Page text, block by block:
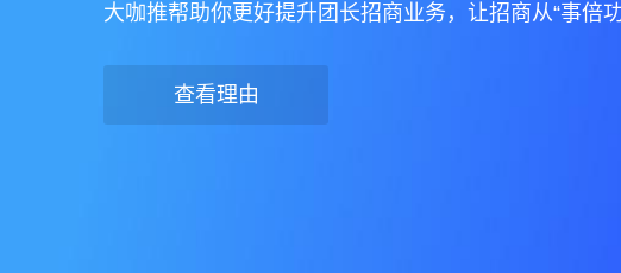
大咖推帮助你更好提升团长招商业务，让招商从“事倍
查看理由
大咖推帮助你更好提升团长招商业务，让招商从“事倍
查看理由
大咖推帮助你更好提升团长招商业务，让招商从“事倍
查看理由